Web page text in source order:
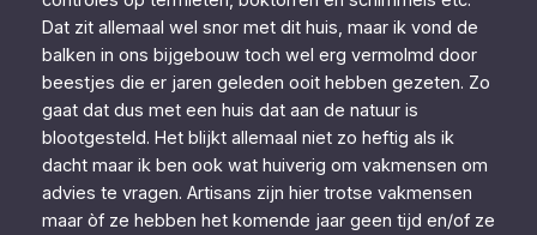
Dat zit allemaal wel snor met dit huis, maar ik vond de
balken in ons bijgebouw toch wel erg vermolmd door
beestjes die er jaren geleden ooit hebben gezeten. Zo
gaat dat dus met een huis dat aan de natuur is
blootgesteld. Het blijkt allemaal niet zo heftig als ik
dacht maar ik ben ook wat huiverig om vakmensen om
advies te vragen. Artisans zijn hier trotse vakmensen
maar òf ze hebben het komende jaar geen tijd en/of ze